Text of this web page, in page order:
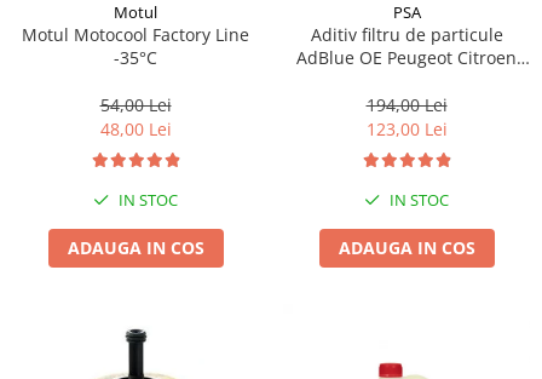
Motul
Motul Motocool Factory Line
-35°C
54,00 Lei
48,00 Lei
IN STOC
ADAUGA IN COS
PSA
Aditiv filtru de particule
AdBlue OE Peugeot Citroen
194,00 Lei
123,00 Lei
IN STOC
ADAUGA IN COS